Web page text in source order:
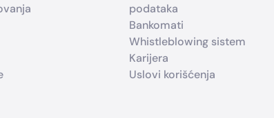
podataka
Bankomati
Whistleblowing sistem
Karijera
Uslovi korišćenja